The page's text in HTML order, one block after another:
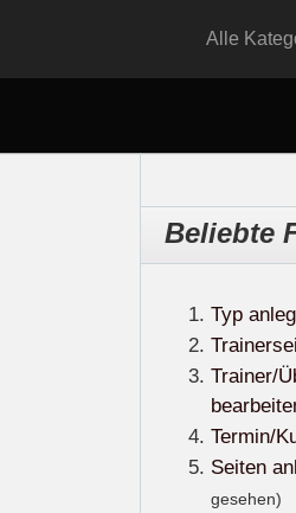
Alle
Beliebte
Typ
Trainer/
Termin/
Seiten
gesehen)